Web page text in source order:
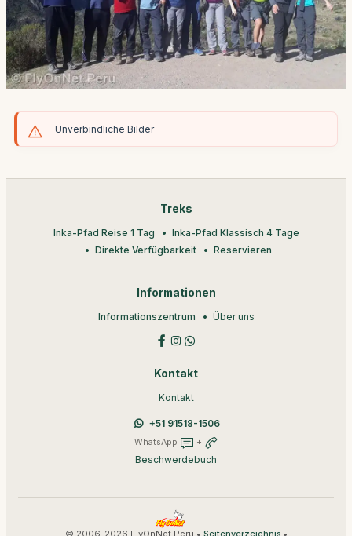
Unverbindliche Bilder
Treks
Inka-Pfad Reise 1 Tag
Inka-Pfad Klassisch 4 Tage
Direkte Verfügbarkeit
Reservieren
Informationen
Informationszentrum Über uns
Kontakt
Kontakt
+51 91518-1506
WhatsApp +
Beschwerdebuch
© 2006-2026 FlyOnNet Peru • •